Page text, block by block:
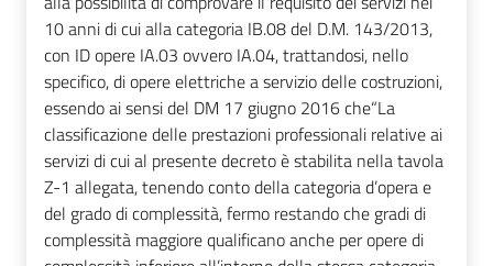
10 anni di cui alla categoria IB.08 del D.M. 143/2013,
con ID opere IA.03 ovvero IA.04, trattandosi, nello
specifico, di opere elettriche a servizio delle costruzioni,
essendo ai sensi del DM 17 giugno 2016 che“La
classificazione delle prestazioni professionali relative ai
servizi di cui al presente decreto è stabilita nella tavola
Z-1 allegata, tenendo conto della categoria d’opera e
del grado di complessità, fermo restando che gradi di
complessità maggiore qualificano anche per opere di